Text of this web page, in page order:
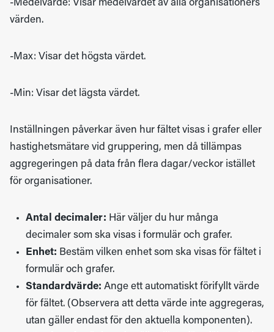
-Medelvärde: Visar medelvärdet av alla organisationers
värden.
-Max: Visar det högsta värdet.
-Min: Visar det lägsta värdet.
Inställningen påverkar även hur fältet visas i grafer eller
hastighetsmätare vid gruppering, men då tillämpas
aggregeringen på data från flera dagar/veckor istället
för organisationer.
Antal decimaler: Här väljer du hur många
decimaler som ska visas i formulär och grafer.
Enhet: Bestäm vilken enhet som ska visas för fältet i
formulär och grafer.
Standardvärde: Ange ett automatiskt förifyllt värde
för fältet. (Observera att detta värde inte aggregeras,
utan gäller endast för den aktuella komponenten).